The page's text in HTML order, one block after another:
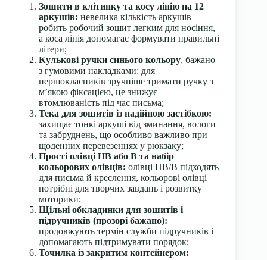
Зошити в клітинку та косу лінію на 12
аркушів: невелика кількість аркушів
робить робочий зошит легким для носіння,
а коса лінія допомагає формувати правильні
літери;
Кулькові ручки синього кольору, бажано
з гумовими накладками: для
першокласників зручніше тримати ручку з
м’якою фіксацією, це знижує
втомлюваність під час письма;
Тека для зошитів із надійною застібкою:
захищає тонкі аркуші від зминання, вологи
та забруднень, що особливо важливо при
щоденних перевезеннях у рюкзаку;
Прості олівці HB або B та набір
кольорових олівців: олівці HB/B підходять
для письма й креслення, кольорові олівці
потрібні для творчих завдань і розвитку
моторики;
Щільні обкладинки для зошитів і
підручників (прозорі бажано):
продовжують термін служби підручників і
допомагають підтримувати порядок;
Точилка із закритим контейнером: